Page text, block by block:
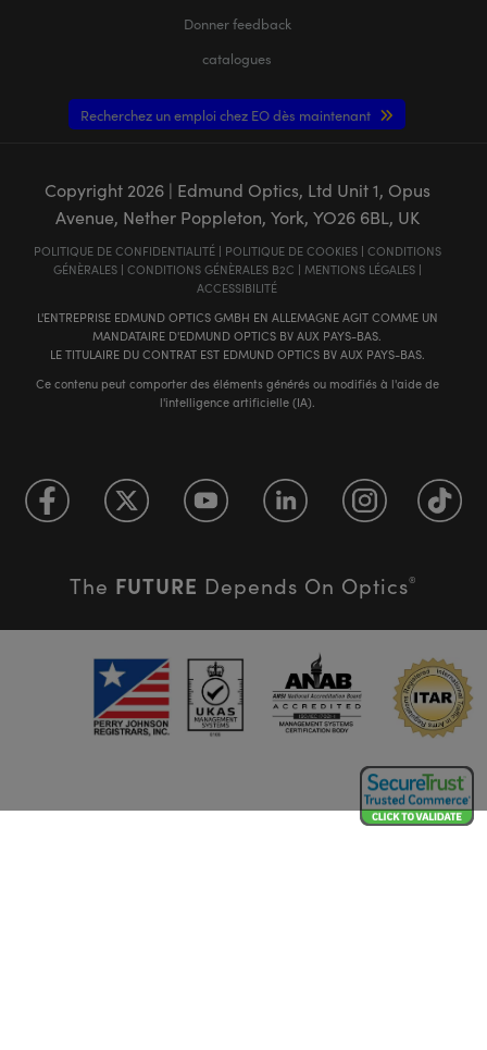
Donner feedback
catalogues
Recherchez un emploi chez EO dès maintenant
Copyright 2026| Edmund Optics, Ltd Unit 1, Opus
Avenue, Nether Poppleton, York, YO26 6BL, UK
POLITIQUE DE CONFIDENTIALITÉ| POLITIQUE DE COOKIES| CONDITIONS
GÉNÈRALES| CONDITIONS GÉNÈRALES B2C | MENTIONS LÉGALES|
ACCESSIBILITÉ
L'ENTREPRISE EDMUND OPTICS GMBH EN ALLEMAGNE AGIT COMME UN
MANDATAIRE D'EDMUND OPTICS BV AUX PAYS-BAS.
LE TITULAIRE DU CONTRAT EST EDMUND OPTICS BV AUX PAYS-BAS.
Ce contenu peut comporter des éléments générés ou modifiés à l'aide de
l'intelligence artificielle (IA).
The FUTURE Depends On Optics®